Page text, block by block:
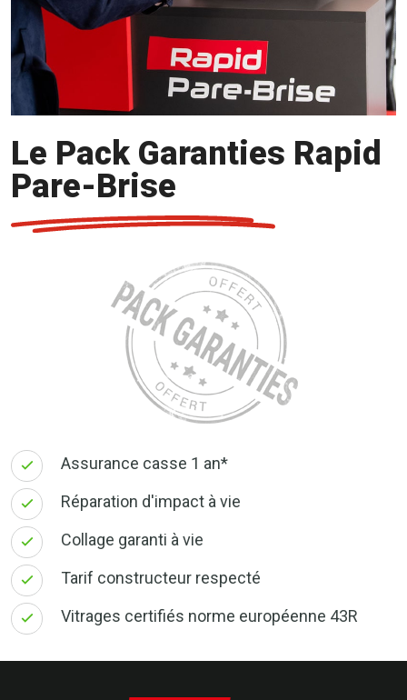
Le Pack Garanties Rapid
Pare-Brise
Assurance casse 1 an*
Réparation d'impact à vie
Collage garanti à vie
Tarif constructeur respecté
Vitrages certifiés norme européenne 43R